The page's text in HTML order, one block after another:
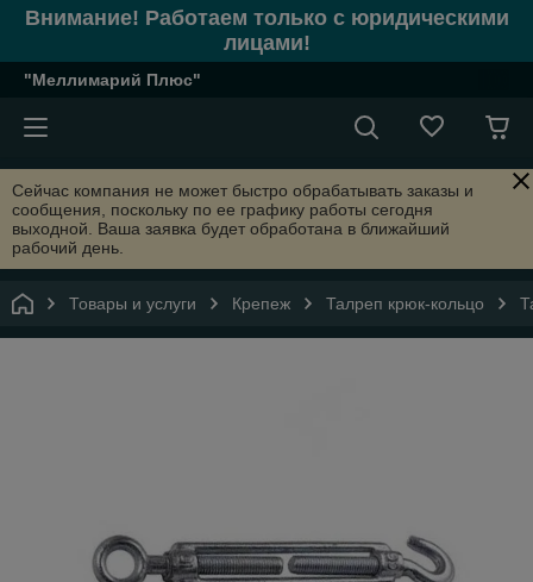
Внимание! Работаем только с юридическими
лицами!
"Меллимарий Плюс"
Сейчас компания не может быстро обрабатывать заказы и
сообщения, поскольку по ее графику работы сегодня
выходной. Ваша заявка будет обработана в ближайший
рабочий день.
Товары и услуги Крепеж Талреп крюк-кольцо